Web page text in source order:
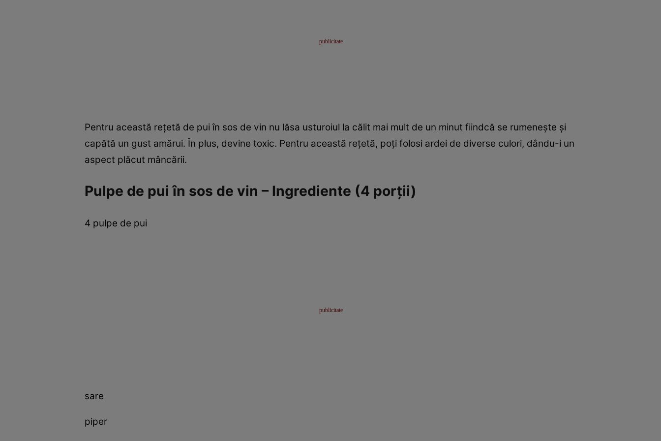
Pentru această reţetă de pui în sos de vin nu lăsa usturoiul la călit mai mult de un minut fiindcă se rumeneşte şi
capătă un gust amărui. În plus, devine toxic. Pentru această reţetă, poţi folosi ardei de diverse culori, dându-i un
aspect plăcut mâncării.
Pulpe de pui în sos de vin – Ingrediente (4 porţii)
4 pulpe de pui
sare
piper